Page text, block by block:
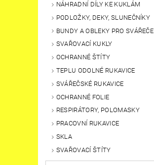
NÁHRADNÍ DÍLY KE KUKLÁM
PODLOŽKY, DEKY, SLUNEČNÍKY
BUNDY A OBLEKY PRO SVÁŘEČE
SVAŘOVACÍ KUKLY
OCHRANNÉ ŠTÍTY
TEPLU ODOLNÉ RUKAVICE
SVÁŘEČSKÉ RUKAVICE
OCHRANNÉ FOLIE
RESPIRÁTORY, POLOMASKY
PRACOVNÍ RUKAVICE
SKLA
SVAŘOVACÍ ŠTÍTY